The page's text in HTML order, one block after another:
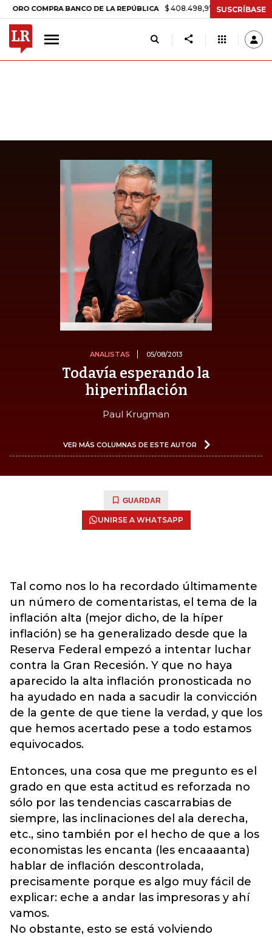
COMPRA BANCO DE LA REPÚBLICA $ 408.498,97 +$ 8.753,81 +2,19%
SUSCRÍBASE
ANALISTAS 05/08/2013
Todavía esperando la
hiperinflación
Paul Krugman
VER MÁS COLUMNAS DE ESTE AUTOR
GUARDAR
UNIRSE A WHATSAPP
Tal como nos lo ha recordado últimamente
un número de comentaristas, el tema de la
inflación alta (mejor dicho, de la híper
inflación) se ha generalizado desde que la
Reserva Federal empezó a intentar luchar
contra la Gran Recesión. Y que no haya
aparecido la alta inflación pronosticada no
ha ayudado en nada a sacudir la convicción
de la gente de que tiene la verdad, y que los
que hemos acertado pese a todo estamos
equivocados.
Entonces, una cosa que me pregunto es el
grado en que esta actitud es reforzada no
sólo por las tendencias cascarrabias de
siempre, las inclinaciones del ala derecha,
etc., sino también por el hecho de que a los
economistas les encanta (les encaaaanta)
hablar de inflación descontrolada,
precisamente porque es algo muy fácil de
explicar: eche a andar las impresoras y ahí
vamos.
No obstante, esto se está volviendo